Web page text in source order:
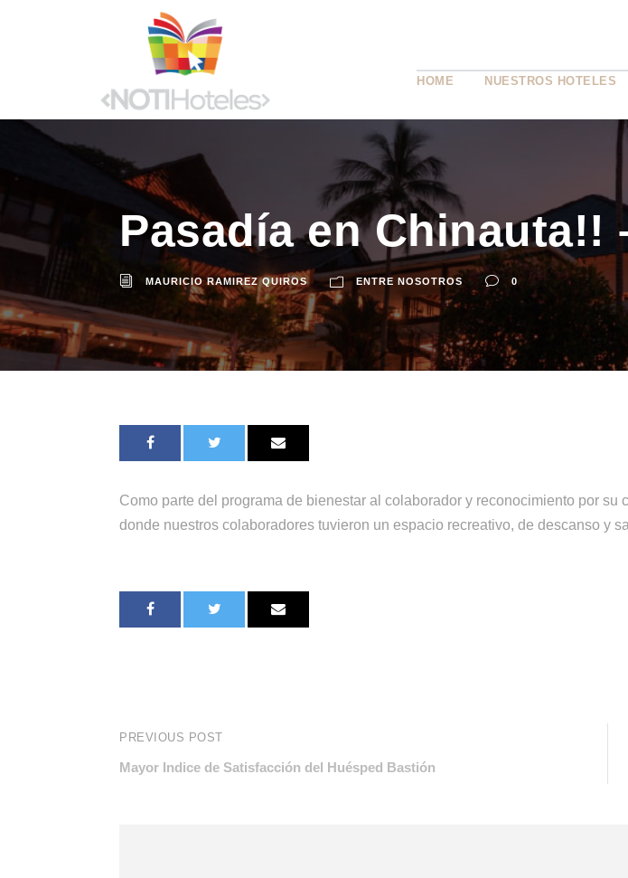
HOME NUESTROS HOTELES
Pasadía en Chinauta!!
MAURICIO RAMIREZ QUIROS ENTRE NOSOTROS 0
Como parte del programa de bienestar al colaborador y reconocimiento por
donde nuestros colaboradores tuvieron un espacio recreativo, de descanso y
PREVIOUS POST
Mayor Indice de Satisfacción del Huésped Bastión